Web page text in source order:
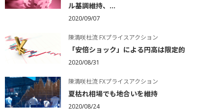
ル基調維持、...
2020/09/07
陳満咲杜流 FXプライスアクション
「安倍ショック」による円高は限定的
2020/08/31
陳満咲杜流 FXプライスアクション
夏枯れ相場でも地合いを維持
2020/08/24